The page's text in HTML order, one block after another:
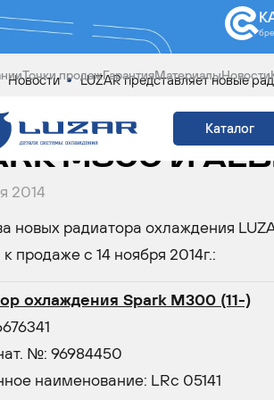
Точки продажГарантияМатериалыНовости
Каталог
Новости LUZAR представляет новые
M300 И
2014
новых радиатора охлаждения
продаже с 14 ноября 2014г.:
охлаждения Spark M300 (11-)
№: 96984450
наименование: LRc 05141